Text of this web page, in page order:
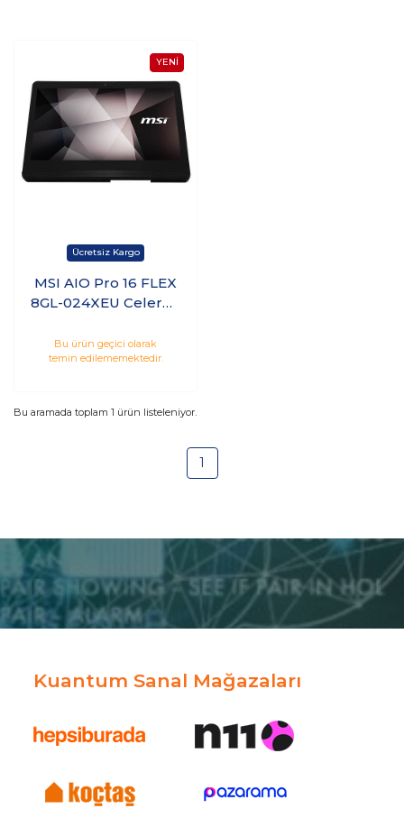
MSI AIO Pro 16 FLEX
8GL-024XEU Celeron
SSD 15.6 Touch
Freedos
Bu ürün geçici olarak
temin edilememektedir.
Bu aramada toplam 1 ürün listeleniyor.
1
Kuantum Sanal Mağazaları